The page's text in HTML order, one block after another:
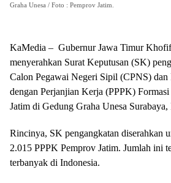
Graha Unesa / Foto : Pemprov Jatim.
KaMedia – Gubernur Jawa Timur
menyerahkan Surat Keputusan (SK)
Calon Pegawai Negeri Sipil (CPNS) dan
dengan Perjanjian Kerja (PPPK)
Jatim di Gedung Graha Unesa
Rincinya, SK pengangkatan diserahkan
2.015 PPPK Pemprov Jatim. Jumlah ini
terbanyak di Indonesia.